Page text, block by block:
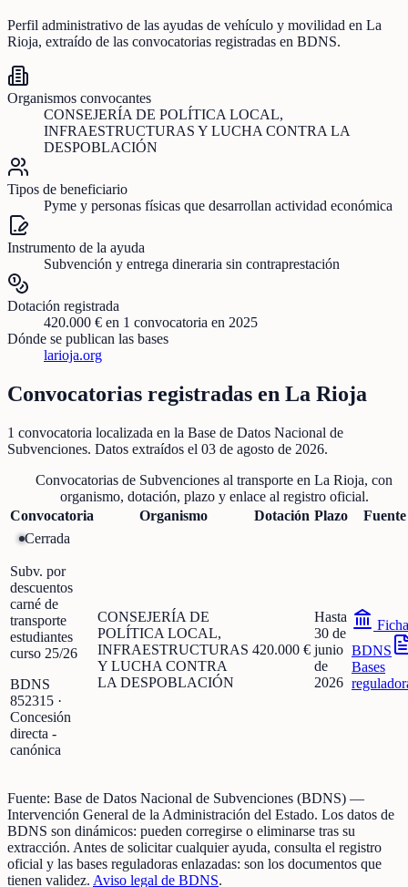
Perfil administrativo de las ayudas de vehículo y movilidad en La
Rioja, extraído de las convocatorias registradas en BDNS.
Organismos convocantes
CONSEJERÍA DE POLÍTICA LOCAL,
INFRAESTRUCTURAS Y LUCHA CONTRA LA
DESPOBLACIÓN
Tipos de beneficiario
Pyme y personas físicas que desarrollan actividad económica
Instrumento de la ayuda
Subvención y entrega dineraria sin contraprestación
Dotación registrada
420.000 € en 1 convocatoria en 2025
Dónde se publican las bases
larioja.org
Convocatorias registradas en La Rioja
1 convocatoria localizada en la Base de Datos Nacional de
Subvenciones. Datos extraídos el 03 de agosto de 2026.
Convocatorias de Subvenciones al transporte en La Rioja, con
organismo, dotación, plazo y enlace al registro oficial.
Convocatoria
Organismo Dotación Plazo
Fuente
Cerrada
Subv. por
descuentos
carné de
transporte
estudiantes
curso 25/26
BDNS
852315 ·
Concesión
directa -
canónica
CONSEJERÍA DE
POLÍTICA LOCAL,
INFRAESTRUCTURAS
Y LUCHA CONTRA
LA DESPOBLACIÓN
420.000 €
Hasta
30 de
junio
de
2026
Ficha
BDNS
Bases
Fuente: Base de Datos Nacional de Subvenciones (BDNS) —
Intervención General de la Administración del Estado. Los datos de
BDNS son dinámicos: pueden corregirse o eliminarse tras su
extracción. Antes de solicitar cualquier ayuda, consulta el registro
oficial y las bases reguladoras enlazadas: son los documentos que
tienen validez. Aviso legal de BDNS.